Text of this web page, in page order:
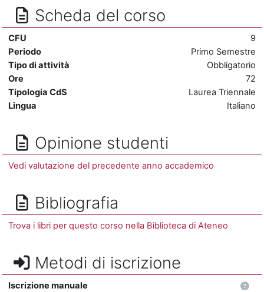
Scheda del corso
CFU
9
Periodo
Primo Semestre
Tipo di attività
Obbligatorio
Ore
72
Tipologia CdS
Laurea Triennale
Lingua
Italiano
Opinione studenti
Vedi valutazione del precedente anno accademico
Bibliografia
Trova i libri per questo corso nella Biblioteca di Ateneo
Metodi di iscrizione
Iscrizione manuale